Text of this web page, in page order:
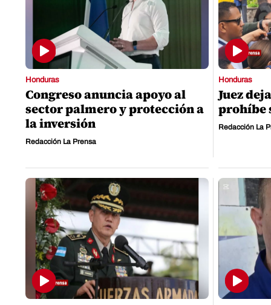
Honduras
Congreso anuncia apoyo al
sector palmero y protección a
la inversión
Redacción La Prensa
Honduras
Juez
prohíbe
Redacción La